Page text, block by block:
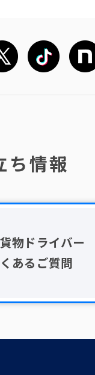
ち情報
物ドライバー
あるご質問